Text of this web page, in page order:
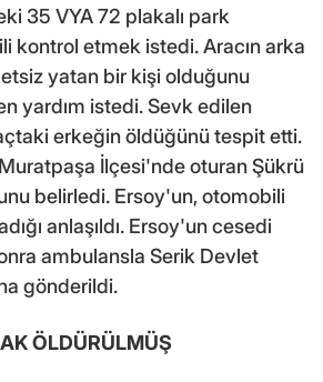
35 VYA 72 plakalı park
kontrol etmek istedi. Aracın arka
yatan bir kişi olduğunu
yardım istedi. Sevk edilen
erkeğin öldüğünü tespit etti.
İlçesi'nde oturan Şükrü
belirledi. Ersoy'un, otomobili
anlaşıldı. Ersoy'un cesedi
ambulansla Serik Devlet
gönderildi.
ÖLDÜRÜLMÜŞ